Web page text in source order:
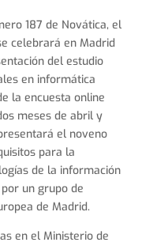
187 de Novática, el
celebrará en Madrid
del estudio
en informática
la encuesta online
meses de abril y
el noveno
para la
de la información
un grupo de
de Madrid.
en el Ministerio de